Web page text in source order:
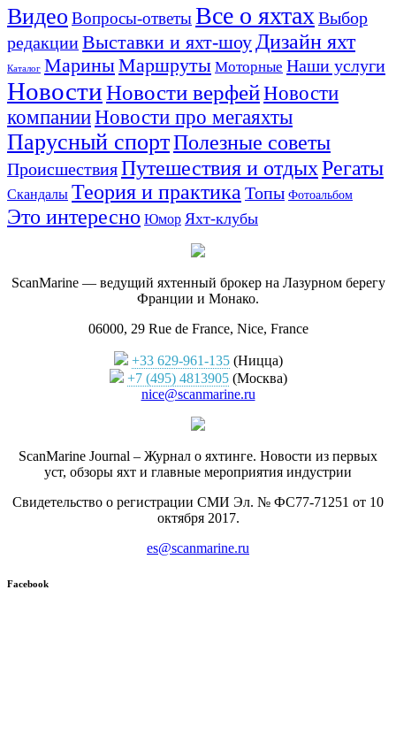
Видео Вопросы-ответыВсе о яхтах Выбор
редакцииВыставки и яхт-шоу Дизайн яхт
Каталог МариныМаршруты Моторные Наши услуги
НовостиНовости верфейНовости
компанииНовости про мегаяхты
Парусный спортПолезные советы
ПроисшествияПутешествия и отдыхРегаты
Скандалы Теория и практика Топы Фотоальбом
Это интересно Юмор Яхт-клубы
ScanMarine — ведущий яхтенный брокер на Лазурном берегу
Франции и Монако.
06000, 29 Rue de France, Nice, France
+33 629-961-135(Ницца)
+7 (495) 4813905(Москва)
nice@scanmarine.ru
ScanMarine Journal – Журнал о яхтинге. Новости из первых
уст, обзоры яхт и главные мероприятия индустрии
Свидетельство о регистрации СМИ Эл. № ФС77-71251 от 10
октября 2017.
es@scanmarine.ru
Facebook